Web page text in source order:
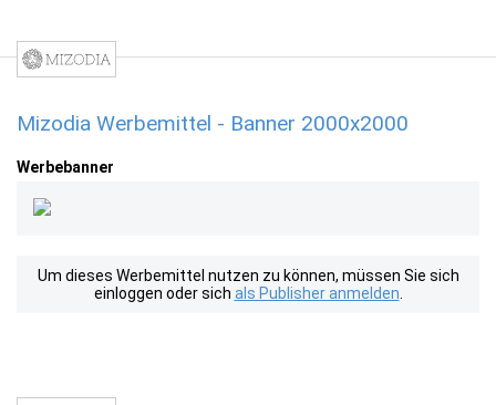
Mizodia Werbemittel - Banner 2000x2000
Werbebanner
Um dieses Werbemittel nutzen zu können, müssen Sie sich
einloggen oder sich als Publisher anmelden